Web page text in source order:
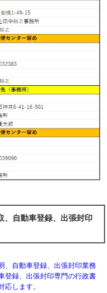
、自動車登録、出張封印
、自動車登録、出張封印業務
登録、出張封印専門の行政書
応します。